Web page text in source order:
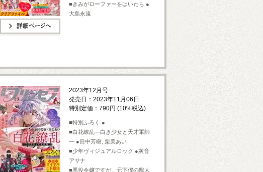
■きみがローファーをはいたら ●
大島永遠
2023年12月号
発売日：2023年11月06日
特別定価：790円 (10%税込)
■特別ふろく ●
■白花繚乱—白き少女と天才軍師
— ●田中芳樹, 栗美あい
■少年ヴィジュアルロック ●灰音
アサナ
■悪役令嬢ですが、元下僕の獣人